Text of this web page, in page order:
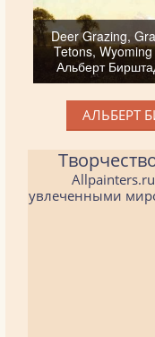
Deer Grazing,
Tetons,
Альберт
АЛЬБЕРТ
увлеченными